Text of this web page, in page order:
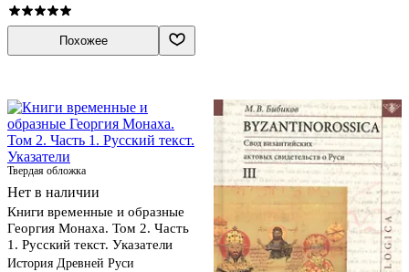
Похожее
Твердая обложка
Нет в наличии
Книги временные и образные
Георгия Монаха. Том 2. Часть
1. Русский текст. Указатели
История Древней Руси